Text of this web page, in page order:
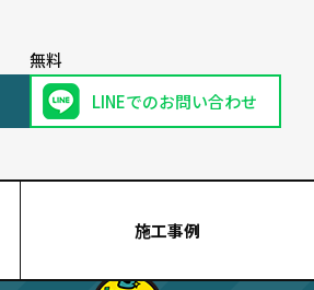
無料
LINEでのお問い合わせ
施工事例